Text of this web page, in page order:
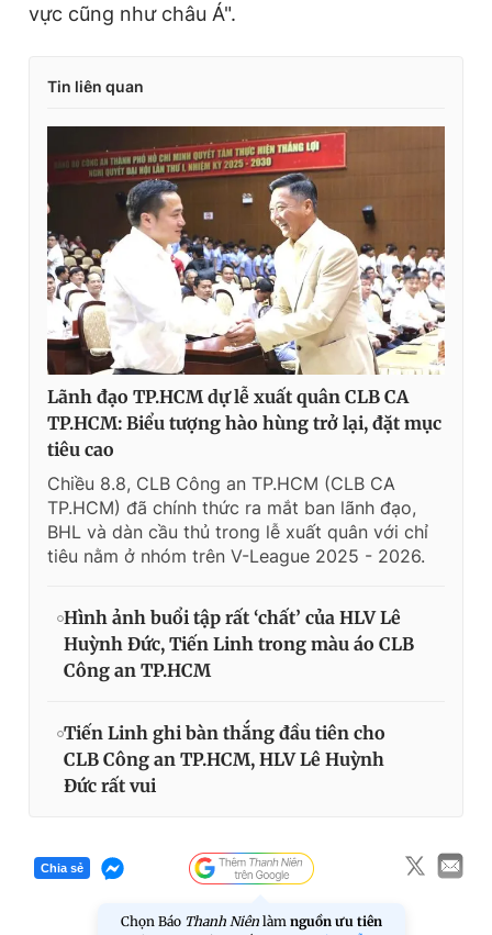
vực cũng như châu Á".
Tin liên quan
Lãnh đạo TP.HCM dự lễ xuất quân CLB CA
TP.HCM: Biểu tượng hào hùng trở lại, đặt mục
tiêu cao
Chiều 8.8, CLB Công an TP.HCM (CLB CA
TP.HCM) đã chính thức ra mắt ban lãnh đạo,
BHL và dàn cầu thủ trong lễ xuất quân với chỉ
tiêu nằm ở nhóm trên V-League 2025 - 2026.
Hình ảnh buổi tập rất ‘chất’ của HLV Lê
Huỳnh Đức, Tiến Linh trong màu áo CLB
Công an TP.HCM
Tiến Linh ghi bàn thắng đầu tiên cho
CLB Công an TP.HCM, HLV Lê Huỳnh
Đức rất vui
Chia sẻ
Chọn Báo Thanh Niên làm nguồn ưu tiên